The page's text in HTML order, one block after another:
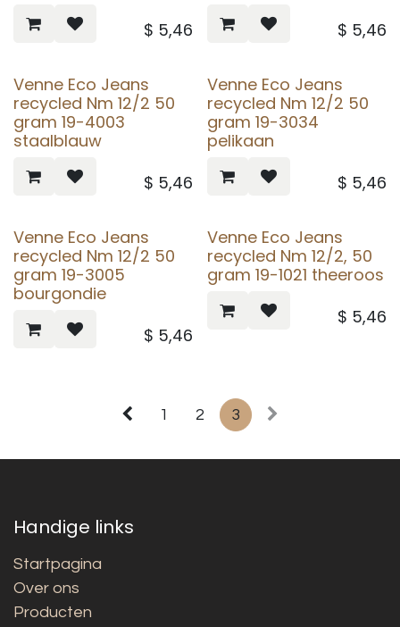
$ 5,46
$ 5,46
Venne Eco Jeans
recycled Nm 12/2 50
gram 19-4003
staalblauw
$ 5,46
Venne Eco Jeans
recycled Nm 12/2 50
gram 19-3034
pelikaan
$ 5,46
Venne Eco Jeans
recycled Nm 12/2 50
gram 19-3005
bourgondie
$ 5,46
Venne Eco Jeans
recycled Nm 12/2, 50
gram 19-1021 theeroos
$ 5,46
1 2 3
Handige links
Startpagina
Over ons
Producten